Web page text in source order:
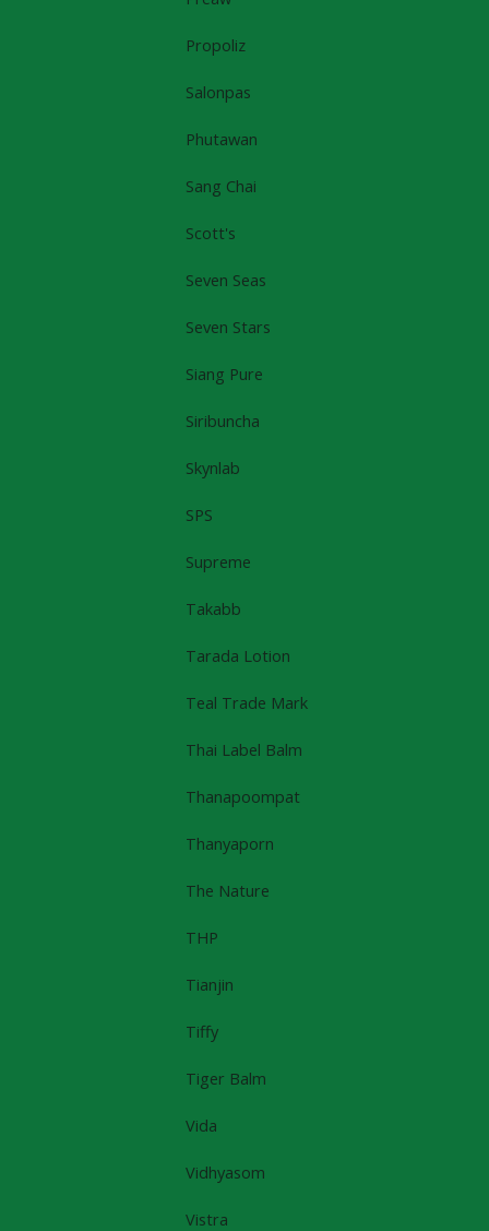
Propoliz
Salonpas
Phutawan
Sang Chai
Scott's
Seven Seas
Seven Stars
Siang Pure
Siribuncha
Skynlab
SPS
Supreme
Takabb
Tarada Lotion
Teal Trade Mark
Thai Label Balm
Thanapoompat
Thanyaporn
The Nature
THP
Tianjin
Tiffy
Tiger Balm
Vida
Vidhyasom
Vistra